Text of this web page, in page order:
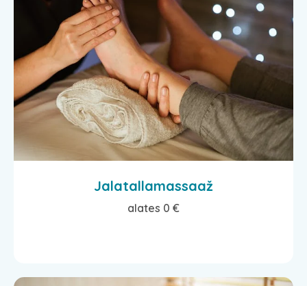
Jalatallamassaaž
alates 0 €